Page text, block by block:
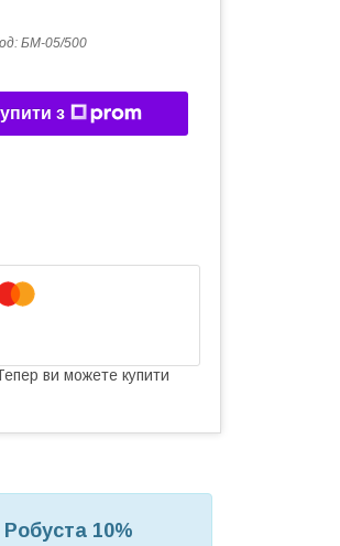
БМ-05/500
з
ви можете купити
10%